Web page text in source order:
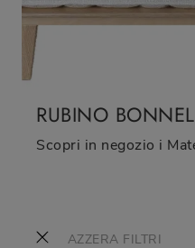
AZZERA FILTRI
RUBINO BONNEL